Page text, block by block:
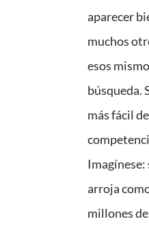
aparecer
muchos
esos
búsqueda.
más fácil
Imagínese:
arroja
millones